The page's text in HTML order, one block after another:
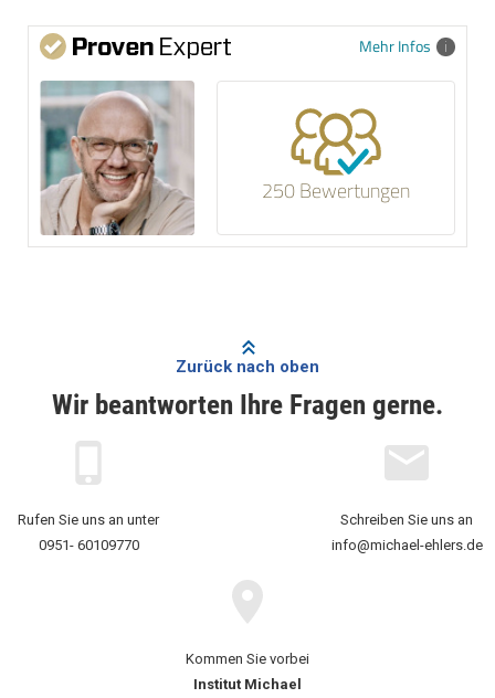
Mehr Infos
250 Bewertungen
Wir beantworten Ihre Fragen gerne.
Zurück nach oben
Rufen Sie uns an unter
0951- 60109770
Schreiben Sie uns an
info@michael-ehlers.de
Kommen Sie vorbei
Institut Michael